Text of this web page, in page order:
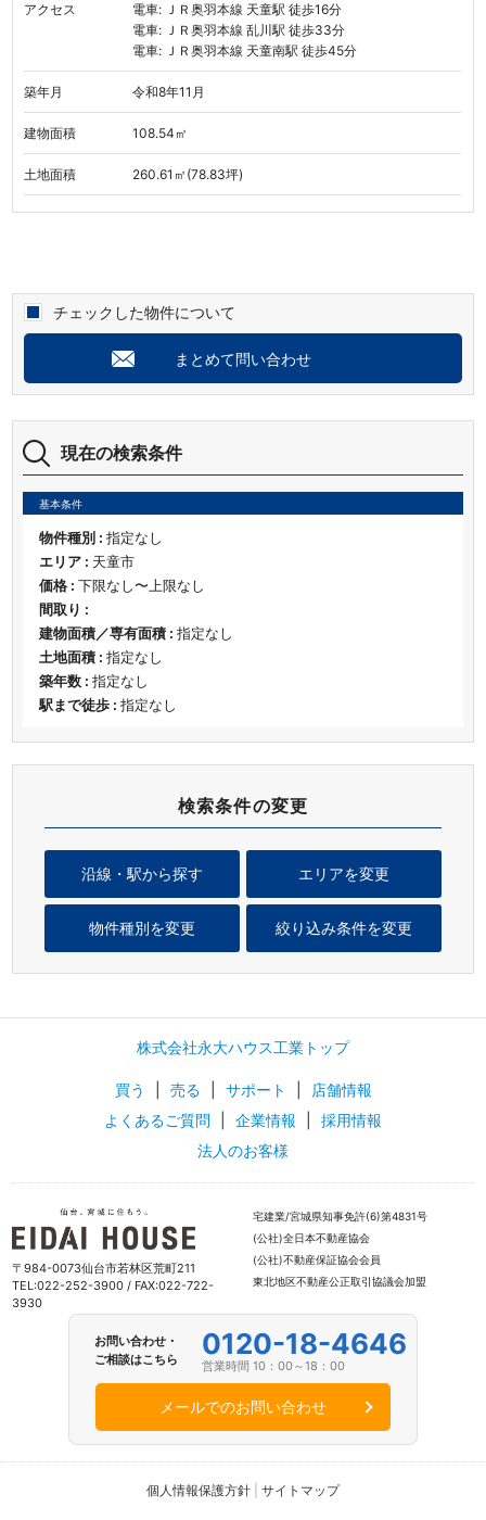
検索条件の変更
エリアを変更
沿線・駅から探す
物件種別を変更 絞り込み条件を変更
現在の検索条件
基本条件
物件種別 : 指定なし
エリア : 天童市
価格 : 下限なし〜上限なし
間取り :
建物面積／専有面積 : 指定なし
土地面積 : 指定なし
築年数 : 指定なし
駅まで徒歩 : 指定なし
アクセス
電車: ＪＲ奥羽本線 天童駅 徒歩16分
電車: ＪＲ奥羽本線 乱川駅 徒歩33分
電車: ＪＲ奥羽本線 天童南駅 徒歩45分
築年月 令和8年11月
建物面積 108.54㎡
土地面積 260.61㎡(78.83坪)
チェックした物件について
まとめて問い合わせ
株式会社永大ハウス工業トップ
買う 売る サポート
店舗情報
よくあるご質問
企業情報
採用情報
法人のお客様
〒984-0073仙台市若林区荒町211
TEL:022-252-3900 / FAX:022-722-
3930
宅建業/宮城県知事免許(6)第4831号
(公社)全日本不動産協会
(公社)不動産保証協会会員
東北地区不動産公正取引協議会加盟
お問い合わせ・
ご相談はこちら
0120-18-4646
営業時間 10：00～18：00
メールでのお問い合わせ
個人情報保護方針 サイトマップ